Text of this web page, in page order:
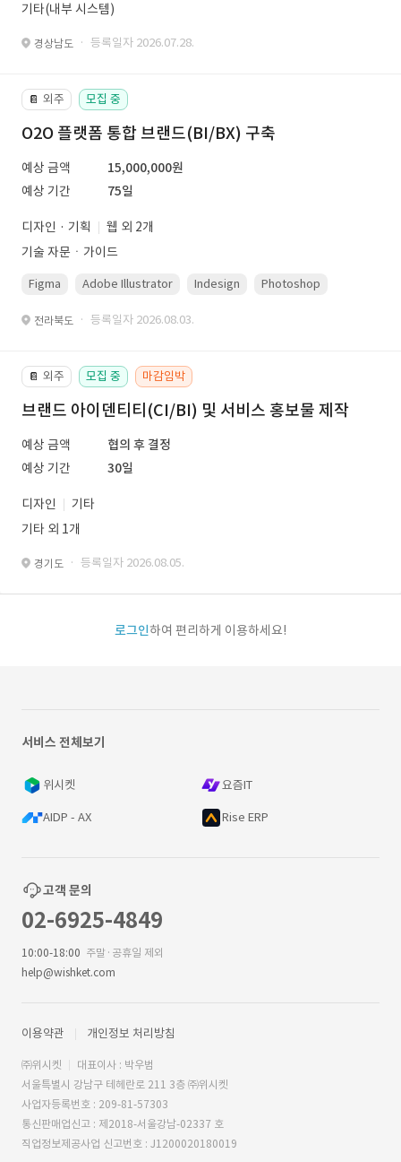
기타(내부 시스템)
경상남도 · 등록일자 2026.07.28.
📔 외주 모집 중
O2O 플랫폼 통합 브랜드(BI/BX) 구축
예상 금액
15,000,000원
예상 기간
75일
디자인 · 기획
웹 외 2개
기술 자문ㆍ가이드
Figma Adobe Illustrator Indesign Photoshop
전라북도 · 등록일자 2026.08.03.
📔 외주 모집 중 마감임박
브랜드 아이덴티티(CI/BI) 및 서비스 홍보물 제작
예상 금액
협의 후 결정
예상 기간
30일
디자인
기타
기타 외 1개
경기도 · 등록일자 2026.08.05.
로그인하여 편리하게 이용하세요!
서비스 전체보기
위시켓 요즘IT
AIDP - AX Rise ERP
고객 문의
02-6925-4849
10:00-18:00 주말·공휴일 제외
help@wishket.com
이용약관 개인정보 처리방침
㈜위시켓
대표이사 : 박우범
서울특별시 강남구 테헤란로 211 3층 ㈜위시켓
사업자등록번호 : 209-81-57303
통신판매업신고 : 제2018-서울강남-02337 호
직업정보제공사업 신고번호 : J1200020180019